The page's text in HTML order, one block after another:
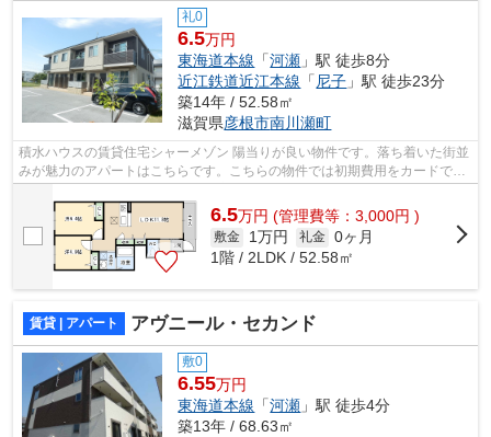
礼0
6.5万円
東海道本線 「河瀬 」駅 徒歩8分
近江鉄道近江本線 「尼子 」駅 徒歩23分
築14年 / 52.58㎡
滋賀県彦根市南川瀬町
積水ハウスの賃貸住宅シャーメゾン 陽当りが良い物件です。落ち着いた街並
みが魅力のアパートはこちらです。こちらの物件では初期費用をカードでお
支払いいただけます。パソコン快適、...
6.5万円 (管理費等：3,000円 )
敷金 1万円 礼金 0ヶ月
1階 / 2LDK / 52.58㎡
賃貸 | アパート アヴニール・セカンド
敷0
6.55万円
東海道本線 「河瀬 」駅 徒歩4分
築13年 / 68.63㎡